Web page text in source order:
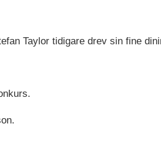
Taylor tidigare drev sin fine